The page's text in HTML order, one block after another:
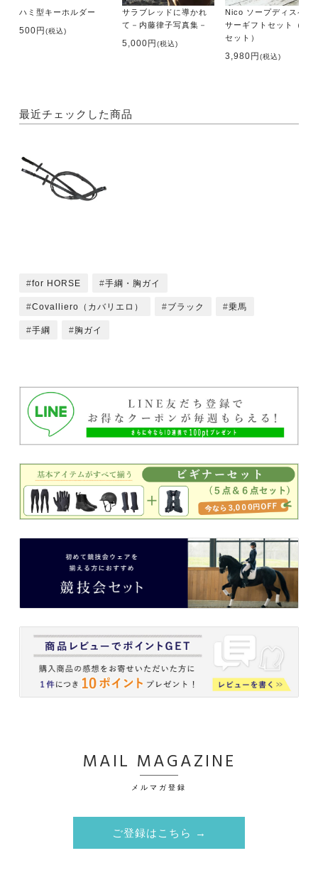
ハミ型キーホルダー
500円(税込)
サラブレッドに導かれ
て－内藤律子写真集－
5,000円(税込)
Nico ソープディスペン
サーギフトセット（2個
セット）
3,980円(税込)
最近チェックした商品
for HORSE 手綱・胸ガイ
Covalliero（カバリエロ） ブラック 乗馬
手綱 胸ガイ
MAIL MAGAZINE
メルマガ登録
ご登録はこちら →